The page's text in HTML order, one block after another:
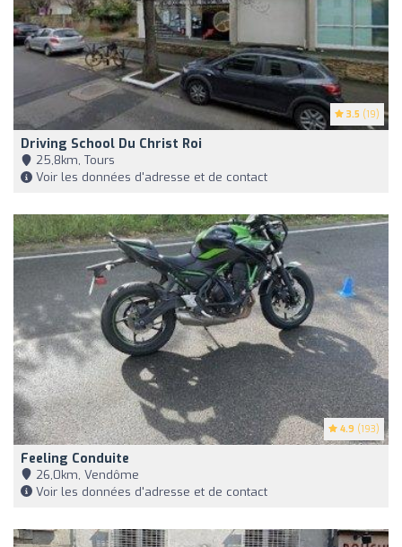
3.5 (19)
Driving School Du Christ Roi
25,8km, Tours
Voir les données d'adresse et de contact
4.9 (193)
Feeling Conduite
26,0km, Vendôme
Voir les données d'adresse et de contact